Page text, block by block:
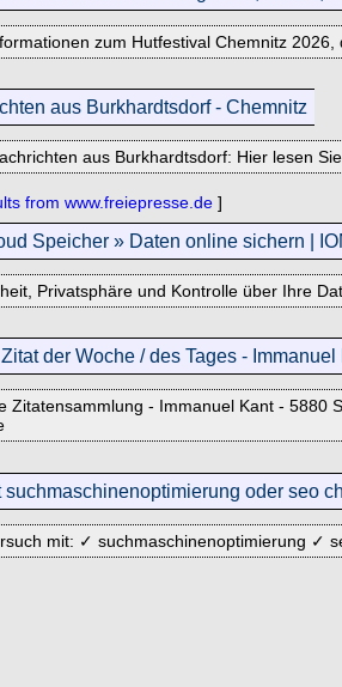
zum Hutfestival Chemnitz
aus Burkhardtsdorf - Chemnitz
aus Burkhardtsdorf: Hier lesen
from www.freiepresse.de ]
Speicher » Daten online sichern |
Privatsphäre und Kontrolle über Ihre
der Woche / des Tages - Immanuel
Zitatensammlung - Immanuel Kant - 5880
suchmaschinenoptimierung oder seo
mit: ✓ suchmaschinenoptimierung ✓